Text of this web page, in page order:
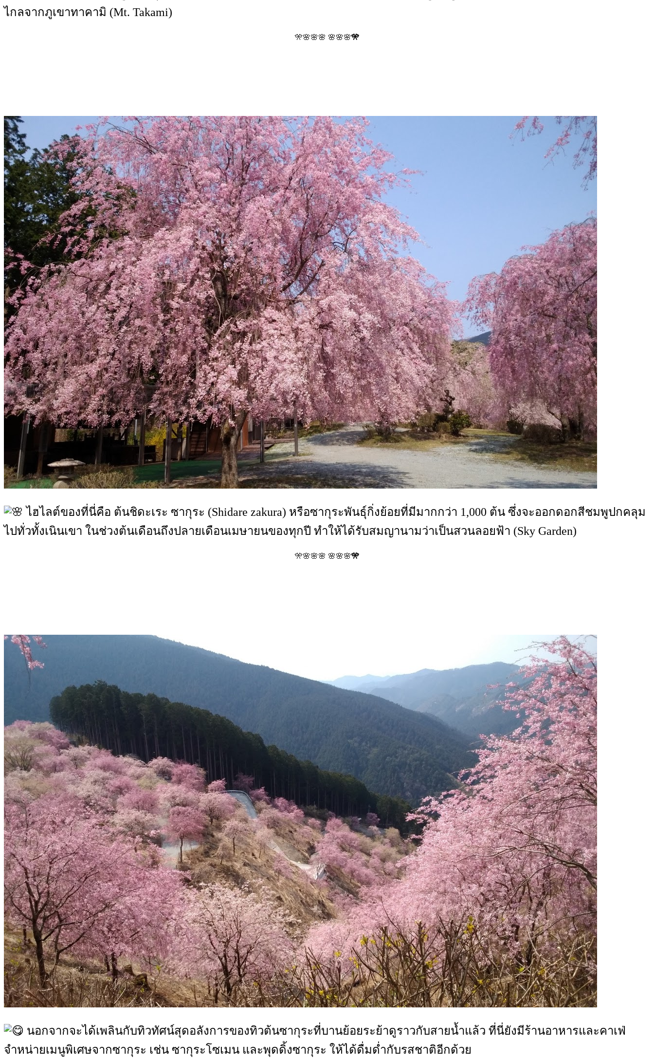
ไกลจากภูเขาทาคามิ (Mt. Takami)
🎌🌸🌸🌸 🌸🌸🌸🎌
ไฮไลต์ของที่นี่คือ ต้นชิดะเระ ซากุระ (Shidare zakura) หรือซากุระพันธุ์กิ่งย้อยที่มีมากกว่า 1,000 ต้น ซึ่งจะออกดอกสีชมพูปกคลุม
ไปทั่วทั้งเนินเขา ในช่วงต้นเดือนถึงปลายเดือนเมษายนของทุกปี ทำให้ได้รับสมญานามว่าเป็นสวนลอยฟ้า (Sky Garden)
🎌🌸🌸🌸 🌸🌸🌸🎌
นอกจากจะได้เพลินกับทิวทัศน์สุดอลังการของทิวต้นซากุระที่บานย้อยระย้าดูราวกับสายน้ำแล้ว ที่นี่ยังมีร้านอาหารและคาเฟ่
จำหน่ายเมนูพิเศษจากซากุระ เช่น ซากุระโซเมน และพุดดิ้งซากุระ ให้ได้ดื่มด่ำกับรสชาติอีกด้วย